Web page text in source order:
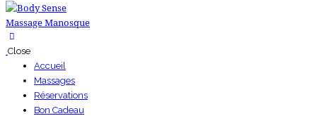
Close
Accueil
Massages
Réservations
Bon Cadeau